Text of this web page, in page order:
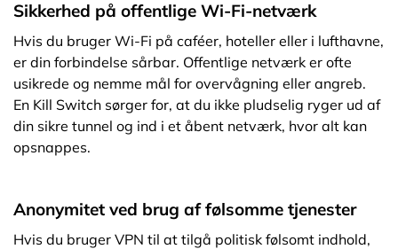
Sikkerhed på offentlige Wi-Fi-netværk
Hvis du bruger Wi-Fi på caféer, hoteller eller i lufthavne,
er din forbindelse sårbar. Offentlige netværk er ofte
usikrede og nemme mål for overvågning eller angreb.
En Kill Switch sørger for, at du ikke pludselig ryger ud af
din sikre tunnel og ind i et åbent netværk, hvor alt kan
opsnappes.
Anonymitet ved brug af følsomme tjenester
Hvis du bruger VPN til at tilgå politisk følsomt indhold,